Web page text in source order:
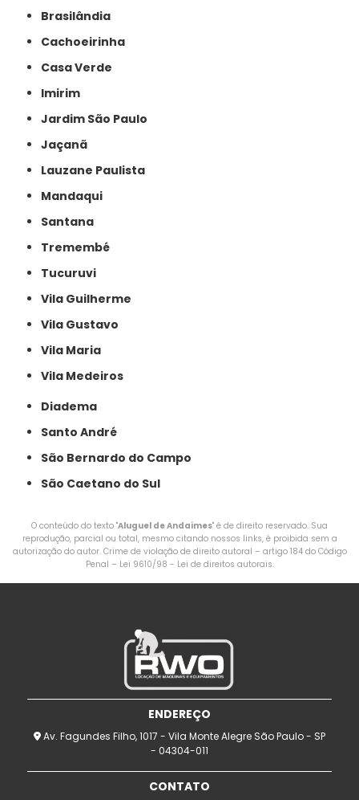
Brasilândia
Cachoeirinha
Casa Verde
Imirim
Jardim São Paulo
Jaçanã
Lauzane Paulista
Mandaqui
Santana
Tremembé
Tucuruvi
Vila Guilherme
Vila Gustavo
Vila Maria
Vila Medeiros
Diadema
Santo André
São Bernardo do Campo
São Caetano do Sul
O conteúdo do texto "Aluguel de Andaimes" é de direito reservado. Sua
reprodução, parcial ou total, mesmo citando nossos links, é proibida sem a
autorização do autor. Crime de violação de direito autoral – artigo 184 do Código
Penal – Lei 9610/98 - Lei de direitos autorais.
ENDEREÇO
Av. Fagundes Filho, 1017 - Vila Monte Alegre São Paulo - SP
- 04304-011
CONTATO